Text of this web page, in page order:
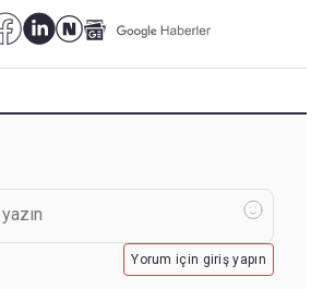
Yorum için giriş yapın